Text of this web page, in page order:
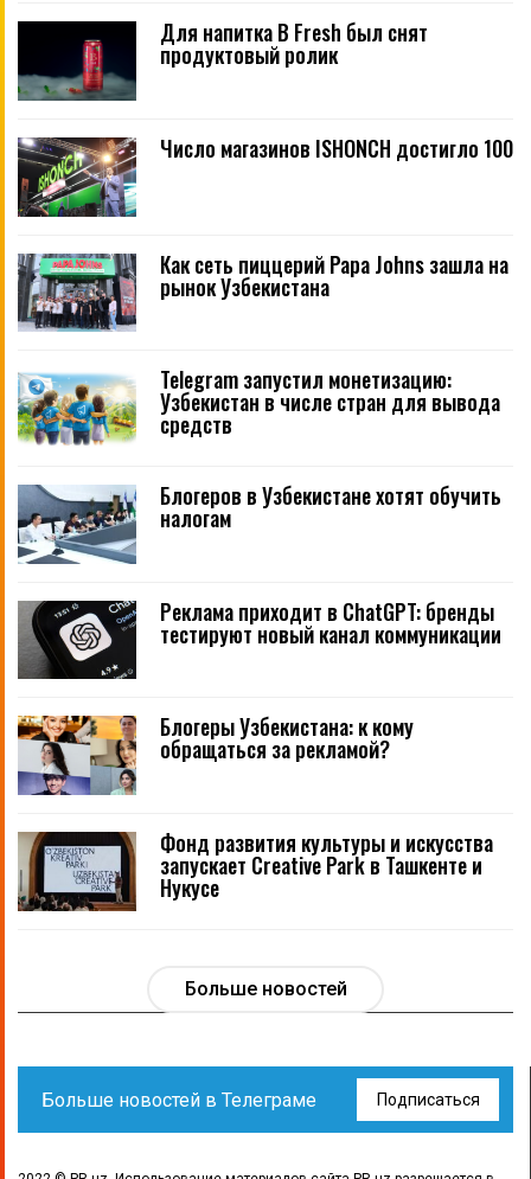
Для напитка B Fresh был снят
продуктовый ролик
Число магазинов ISHONCH достигло 100
Как сеть пиццерий Papa Johns зашла на
рынок Узбекистана
Telegram запустил монетизацию:
Узбекистан в числе стран для вывода
средств
Блогеров в Узбекистане хотят обучить
налогам
Реклама приходит в ChatGPT: бренды
тестируют новый канал коммуникации
Блогеры Узбекистана: к кому
обращаться за рекламой?
Фонд развития культуры и искусства
запускает Creative Park в Ташкенте и
Нукусе
Больше новостей
Больше новостей в Телеграме Подписаться